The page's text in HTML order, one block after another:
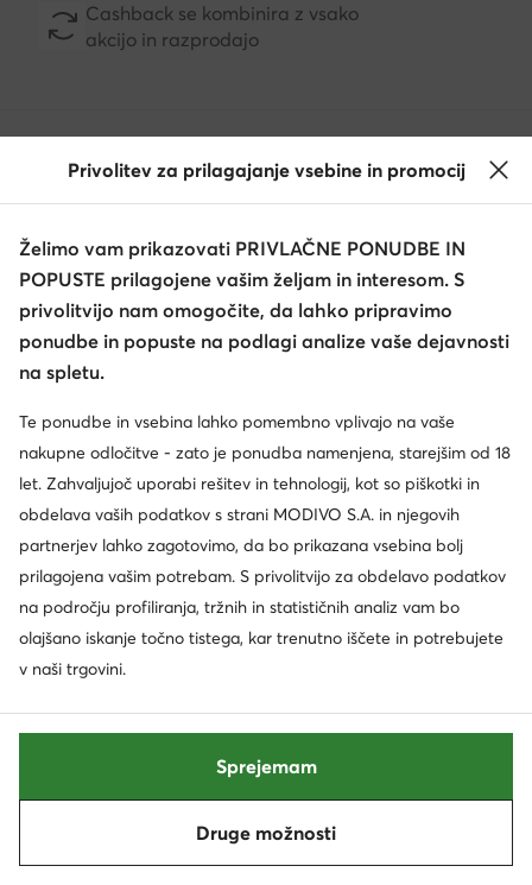
Cashback se kombinira z vsako
akcijo in razprodajo
Služba za stranke
O nas
© eobutev.si 2026
Spremeni nastavitev
Privolitev za prilagajanje vsebine in promocij
Želimo vam prikazovati PRIVLAČNE PONUDBE IN
POPUSTE prilagojene vašim željam in interesom. S
privolitvijo nam omogočite, da lahko pripravimo
ponudbe in popuste na podlagi analize vaše dejavnosti
na spletu.
Te ponudbe in vsebina lahko pomembno vplivajo na vaše
nakupne odločitve - zato je ponudba namenjena, starejšim od 18
let. Zahvaljujoč uporabi rešitev in tehnologij, kot so piškotki in
obdelava vaših podatkov s strani MODIVO S.A. in njegovih
partnerjev lahko zagotovimo, da bo prikazana vsebina bolj
prilagojena vašim potrebam. S privolitvijo za obdelavo podatkov
na področju profiliranja, tržnih in statističnih analiz vam bo
olajšano iskanje točno tistega, kar trenutno iščete in potrebujete
v naši trgovini.
Druge možnosti
Sprejemam